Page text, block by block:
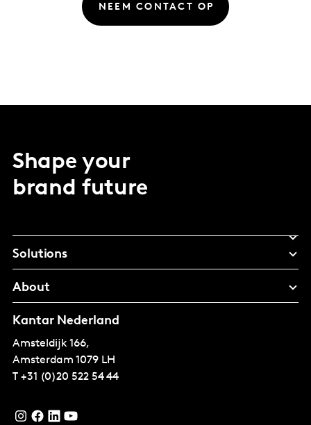
NEEM CONTACT OP
Shape your
brand future
Solutions
About
Kantar Nederland
Amsteldijk 166,
Amsterdam 1079 LH
T +31 (0)20 522 54 44